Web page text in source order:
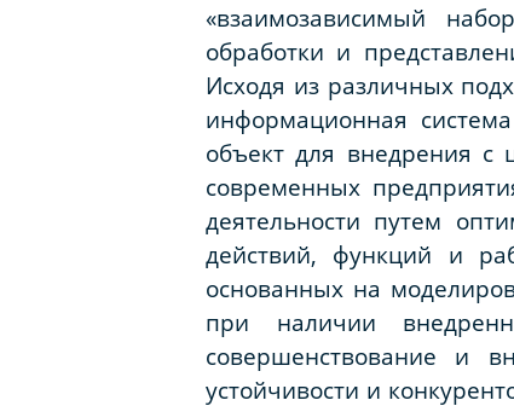
«взаимозависимый
обработки и
Исходя из различных
информационная
объект для внедрения с
современных
деятельности путем
действий, функций и
основанных на
при наличии
совершенствование и
устойчивости и